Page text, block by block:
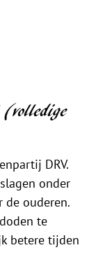
(volledige
DRV.
onder
de ouderen.
te
betere tijden